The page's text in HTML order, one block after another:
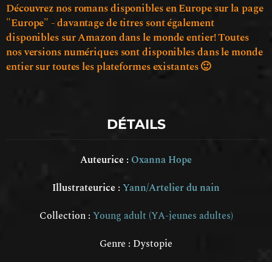
Découvrez nos romans disponibles en Europe sur la page
"Europe" - davantage de titres sont également
disponibles sur Amazon dans le monde entier! Toutes
nos versions numériques sont disponibles dans le monde
entier sur toutes les plateformes existantes 🙂
DÉTAILS
Auteurice : Oxanna Hope
Illustrateurice : Yann/Artelier du nain
Collection : Young adult (YA-jeunes adultes)
Genre : Dystopie